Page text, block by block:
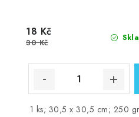
18 Kč
30 Kč
1 ks; 30,5 x 30,5 cm; 250